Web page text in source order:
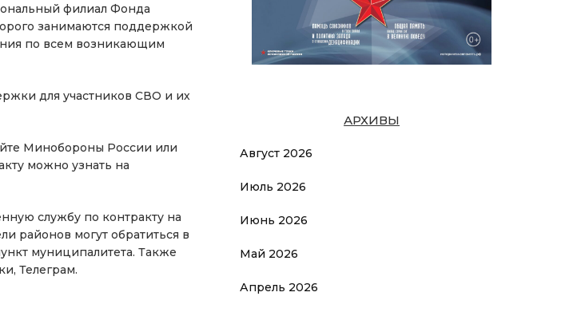
филиал Фонда
занимаются поддержкой
по всем возникающим
для участников СВО и их
Минобороны России или
можно узнать на
службу по контракту на
районов могут обратиться в
муниципалитета. Также
Телеграм.
АРХИВЫ
Август 2026
Июль 2026
Июнь 2026
Май 2026
Апрель 2026